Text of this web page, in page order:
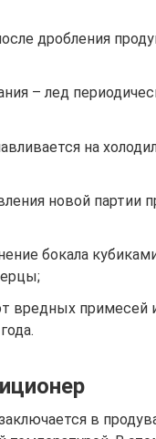
дробления
– лед
на
новой партии
бокала
вредных примесей
в